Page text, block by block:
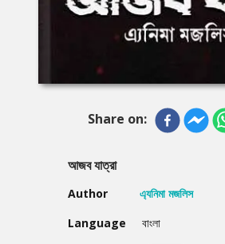
Share on:
আজব যাত্রা
Author
এ্যনিমা মজলিস
Language
বাংলা